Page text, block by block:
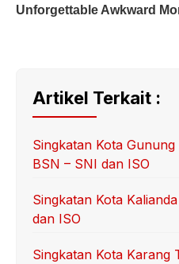
Artikel Terkait :
Singkatan Kota
BSN – SNI dan ISO
Singkatan Kota
dan ISO
Singkatan Kota Karang